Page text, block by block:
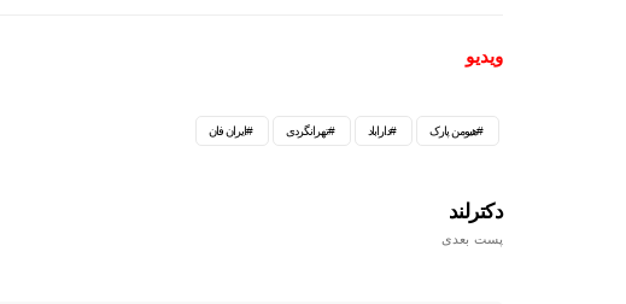
ویدیو
ایران فان تهرانگردی داراباد هیومن پارک
دکترلند
پست بعدی